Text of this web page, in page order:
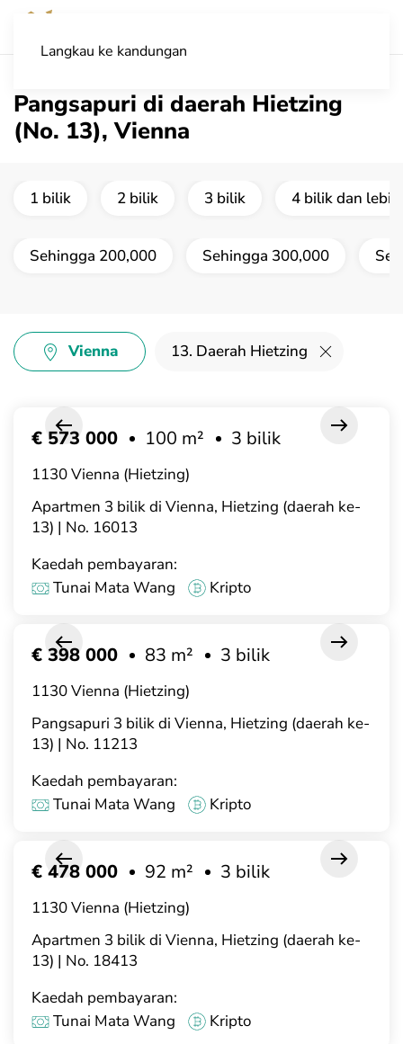
Langkau ke kandungan
Pangsapuri di daerah Hietzing
(No. 13), Vienna
1 bilik 2 bilik 3 bilik 4 bilik dan lebih
Sehingga 200,000 Sehingga 300,000
Vienna 13. Daerah Hietzing
Apartmen 3 bilik di Vienna, Hietzing (daerah ke-
13) | No. 16013
€ 573 000 100 m² 3 bilik
1130 Vienna (Hietzing)
Kaedah pembayaran:
Tunai Mata Wang
Kripto
Pangsapuri 3 bilik di Vienna, Hietzing (daerah ke-
13) | No. 11213
€ 398 000 83 m² 3 bilik
1130 Vienna (Hietzing)
Kaedah pembayaran:
Tunai Mata Wang
Kripto
Apartmen 3 bilik di Vienna, Hietzing (daerah ke-
13) | No. 18413
€ 478 000 92 m² 3 bilik
1130 Vienna (Hietzing)
Kaedah pembayaran:
Tunai Mata Wang
Kripto